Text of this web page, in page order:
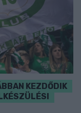
KEZDŐDIK